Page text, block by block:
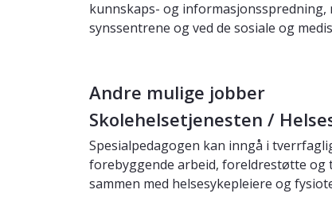
kunnskaps- og
synssentrene og ved de sosiale og
Andre mulige jobber
Skolehelsetjenesten /
Spesialpedagogen kan inngå i
forebyggende arbeid, foreldrestøtte
sammen med helsesykepleiere og